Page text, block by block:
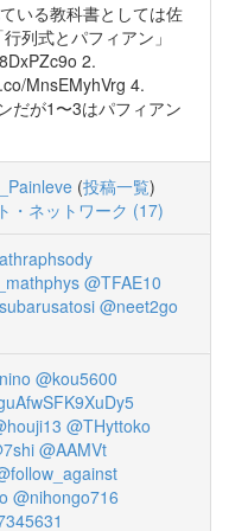
いる教科書としては佐
列式とパフィアン」
2.
MnsEMyhVrg 4.
だが1〜3はパフィアン
(投稿一覧)
・ネットワーク (17)
@TFAE10
@neet2go
@kou5600
@THyttoko
@AAMVt
@nihongo716